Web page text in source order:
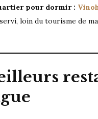
pour dormir :
loin du tourisme de